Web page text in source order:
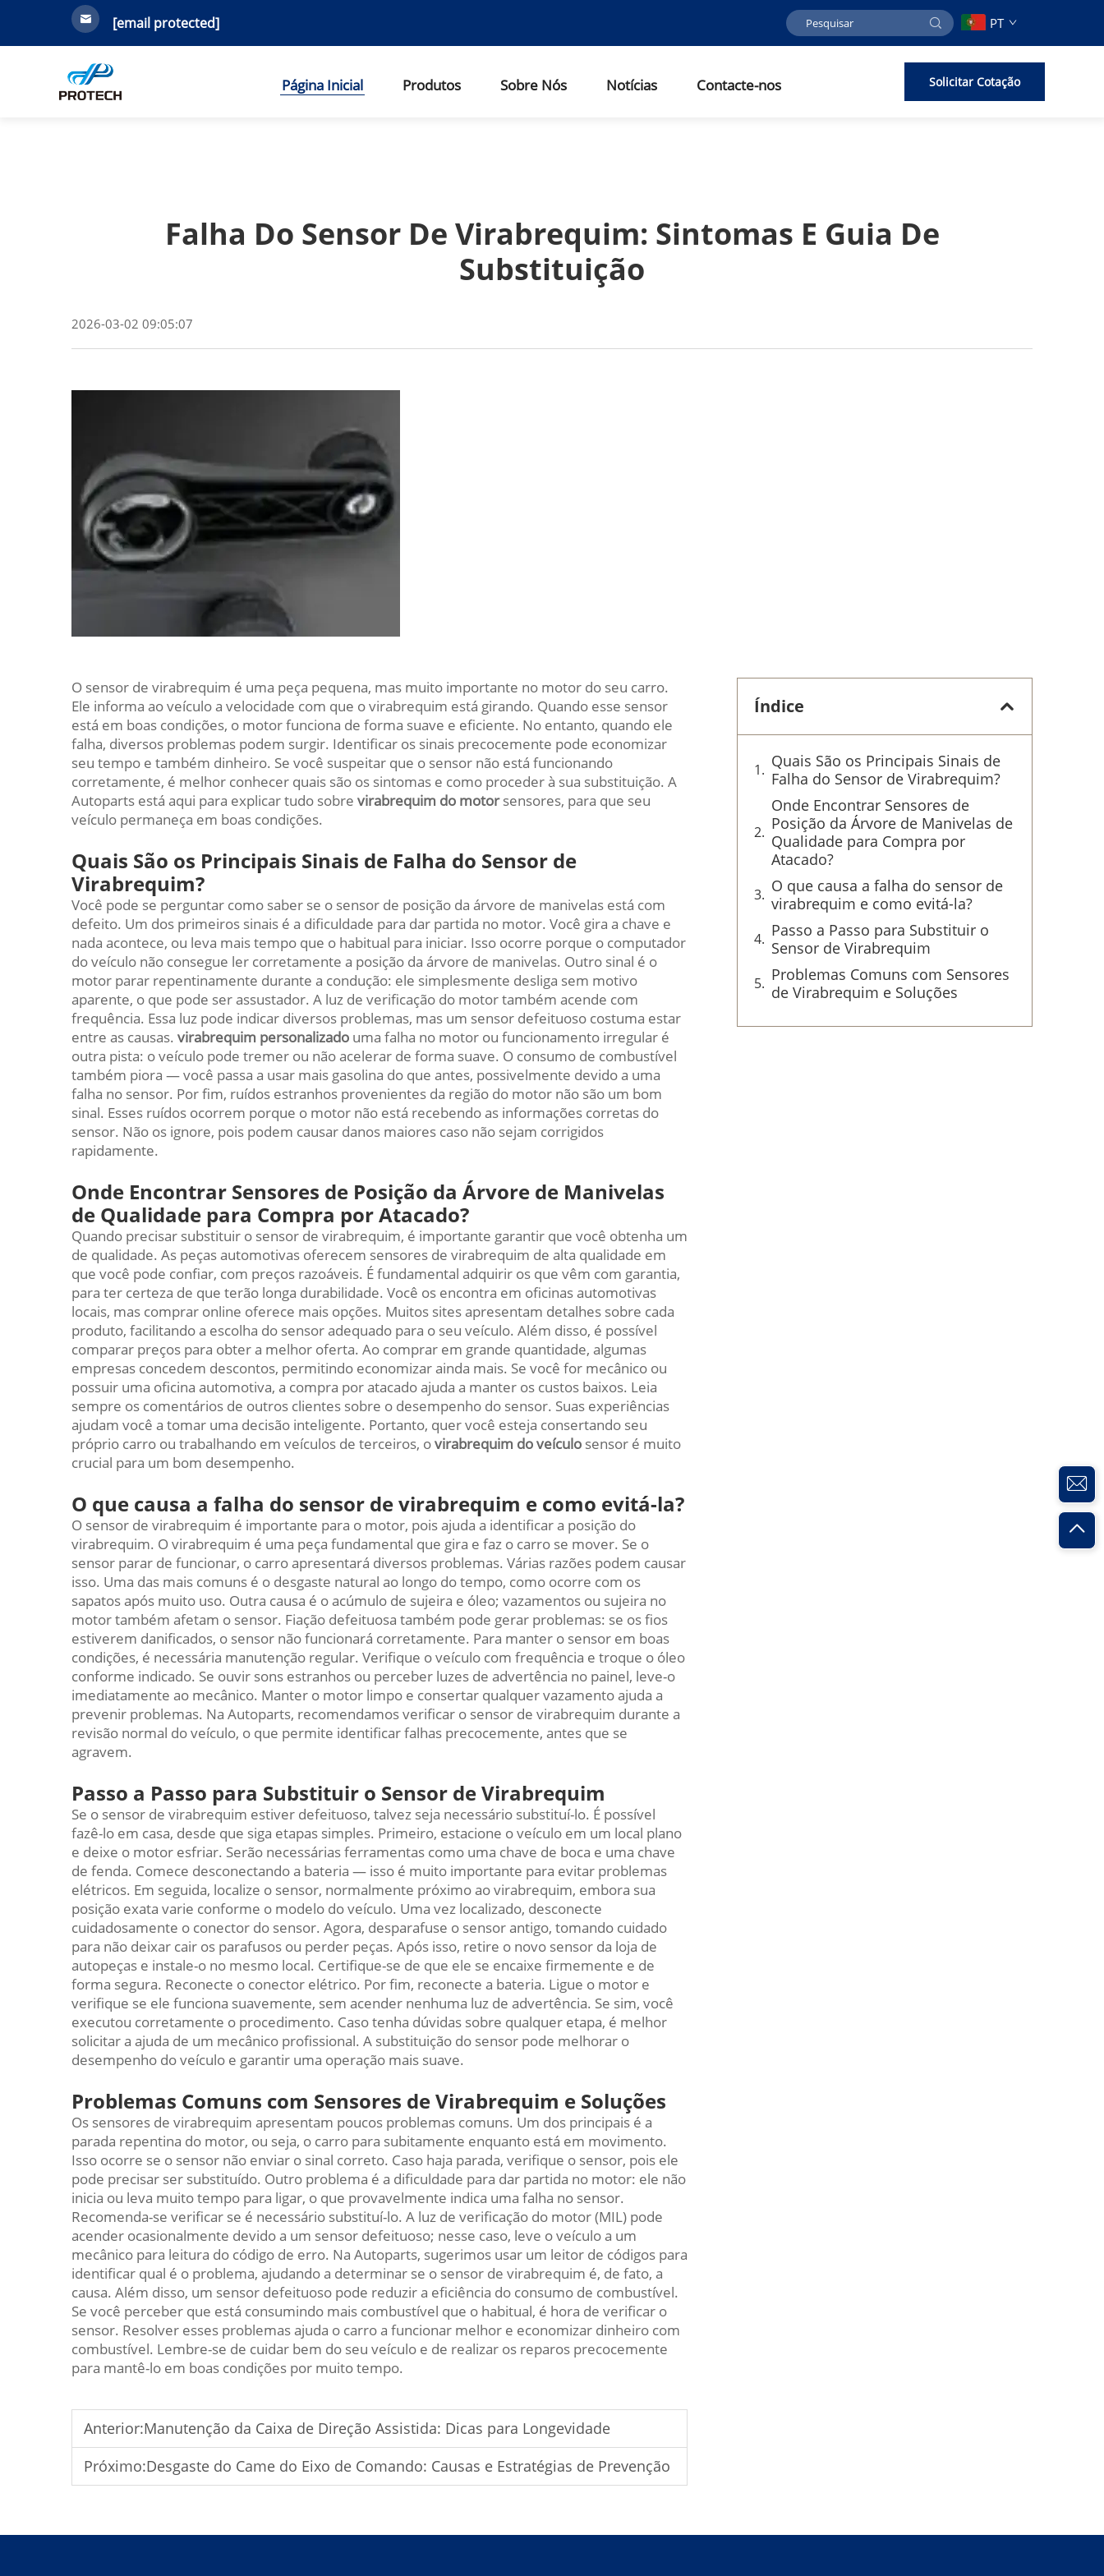
[email protected] PT
Página Inicial Produtos Sobre Nós Notícias Contacte-nos Solicitar Cotação
Falha Do Sensor De Virabrequim: Sintomas E Guia De
Substituição
2026-03-02 09:05:07
O sensor de virabrequim é uma peça pequena, mas muito importante no motor do seu carro.
Ele informa ao veículo a velocidade com que o virabrequim está girando. Quando esse sensor
está em boas condições, o motor funciona de forma suave e eficiente. No entanto, quando ele
falha, diversos problemas podem surgir. Identificar os sinais precocemente pode economizar
seu tempo e também dinheiro. Se você suspeitar que o sensor não está funcionando
corretamente, é melhor conhecer quais são os sintomas e como proceder à sua substituição. A
Autoparts está aqui para explicar tudo sobre virabrequim do motorsensores, para que seu
veículo permaneça em boas condições.
Quais São os Principais Sinais de Falha do Sensor de
Virabrequim?
Você pode se perguntar como saber se o sensor de posição da árvore de manivelas está com
defeito. Um dos primeiros sinais é a dificuldade para dar partida no motor. Você gira a chave e
nada acontece, ou leva mais tempo que o habitual para iniciar. Isso ocorre porque o computador
do veículo não consegue ler corretamente a posição da árvore de manivelas. Outro sinal é o
motor parar repentinamente durante a condução: ele simplesmente desliga sem motivo
aparente, o que pode ser assustador. A luz de verificação do motor também acende com
frequência. Essa luz pode indicar diversos problemas, mas um sensor defeituoso costuma estar
entre as causas. virabrequim personalizado uma falha no motor ou funcionamento irregular é
outra pista: o veículo pode tremer ou não acelerar de forma suave. O consumo de combustível
também piora — você passa a usar mais gasolina do que antes, possivelmente devido a uma
falha no sensor. Por fim, ruídos estranhos provenientes da região do motor não são um bom
sinal. Esses ruídos ocorrem porque o motor não está recebendo as informações corretas do
sensor. Não os ignore, pois podem causar danos maiores caso não sejam corrigidos
rapidamente.
Onde Encontrar Sensores de Posição da Árvore de Manivelas
de Qualidade para Compra por Atacado?
Quando precisar substituir o sensor de virabrequim, é importante garantir que você obtenha um
de qualidade. As peças automotivas oferecem sensores de virabrequim de alta qualidade em
que você pode confiar, com preços razoáveis. É fundamental adquirir os que vêm com garantia,
para ter certeza de que terão longa durabilidade. Você os encontra em oficinas automotivas
locais, mas comprar online oferece mais opções. Muitos sites apresentam detalhes sobre cada
produto, facilitando a escolha do sensor adequado para o seu veículo. Além disso, é possível
comparar preços para obter a melhor oferta. Ao comprar em grande quantidade, algumas
empresas concedem descontos, permitindo economizar ainda mais. Se você for mecânico ou
possuir uma oficina automotiva, a compra por atacado ajuda a manter os custos baixos. Leia
sempre os comentários de outros clientes sobre o desempenho do sensor. Suas experiências
ajudam você a tomar uma decisão inteligente. Portanto, quer você esteja consertando seu
próprio carro ou trabalhando em veículos de terceiros, ovirabrequim do veículo sensor é muito
crucial para um bom desempenho.
O que causa a falha do sensor de virabrequim e como evitá-la?
O sensor de virabrequim é importante para o motor, pois ajuda a identificar a posição do
virabrequim. O virabrequim é uma peça fundamental que gira e faz o carro se mover. Se o
sensor parar de funcionar, o carro apresentará diversos problemas. Várias razões podem causar
isso. Uma das mais comuns é o desgaste natural ao longo do tempo, como ocorre com os
sapatos após muito uso. Outra causa é o acúmulo de sujeira e óleo; vazamentos ou sujeira no
motor também afetam o sensor. Fiação defeituosa também pode gerar problemas: se os fios
estiverem danificados, o sensor não funcionará corretamente. Para manter o sensor em boas
condições, é necessária manutenção regular. Verifique o veículo com frequência e troque o óleo
conforme indicado. Se ouvir sons estranhos ou perceber luzes de advertência no painel, leve-o
imediatamente ao mecânico. Manter o motor limpo e consertar qualquer vazamento ajuda a
prevenir problemas. Na Autoparts, recomendamos verificar o sensor de virabrequim durante a
revisão normal do veículo, o que permite identificar falhas precocemente, antes que se
agravem.
Passo a Passo para Substituir o Sensor de Virabrequim
Se o sensor de virabrequim estiver defeituoso, talvez seja necessário substituí-lo. É possível
fazê-lo em casa, desde que siga etapas simples. Primeiro, estacione o veículo em um local plano
e deixe o motor esfriar. Serão necessárias ferramentas como uma chave de boca e uma chave
de fenda. Comece desconectando a bateria — isso é muito importante para evitar problemas
elétricos. Em seguida, localize o sensor, normalmente próximo ao virabrequim, embora sua
posição exata varie conforme o modelo do veículo. Uma vez localizado, desconecte
cuidadosamente o conector do sensor. Agora, desparafuse o sensor antigo, tomando cuidado
para não deixar cair os parafusos ou perder peças. Após isso, retire o novo sensor da loja de
autopeças e instale-o no mesmo local. Certifique-se de que ele se encaixe firmemente e de
forma segura. Reconecte o conector elétrico. Por fim, reconecte a bateria. Ligue o motor e
verifique se ele funciona suavemente, sem acender nenhuma luz de advertência. Se sim, você
executou corretamente o procedimento. Caso tenha dúvidas sobre qualquer etapa, é melhor
solicitar a ajuda de um mecânico profissional. A substituição do sensor pode melhorar o
desempenho do veículo e garantir uma operação mais suave.
Problemas Comuns com Sensores de Virabrequim e Soluções
Os sensores de virabrequim apresentam poucos problemas comuns. Um dos principais é a
parada repentina do motor, ou seja, o carro para subitamente enquanto está em movimento.
Isso ocorre se o sensor não enviar o sinal correto. Caso haja parada, verifique o sensor, pois ele
pode precisar ser substituído. Outro problema é a dificuldade para dar partida no motor: ele não
inicia ou leva muito tempo para ligar, o que provavelmente indica uma falha no sensor.
Recomenda-se verificar se é necessário substituí-lo. A luz de verificação do motor (MIL) pode
acender ocasionalmente devido a um sensor defeituoso; nesse caso, leve o veículo a um
mecânico para leitura do código de erro. Na Autoparts, sugerimos usar um leitor de códigos para
identificar qual é o problema, ajudando a determinar se o sensor de virabrequim é, de fato, a
causa. Além disso, um sensor defeituoso pode reduzir a eficiência do consumo de combustível.
Se você perceber que está consumindo mais combustível que o habitual, é hora de verificar o
sensor. Resolver esses problemas ajuda o carro a funcionar melhor e economizar dinheiro com
combustível. Lembre-se de cuidar bem do seu veículo e de realizar os reparos precocemente
para mantê-lo em boas condições por muito tempo.
Anterior:Manutenção da Caixa de Direção Assistida: Dicas para Longevidade
Próximo:Desgaste do Came do Eixo de Comando: Causas e Estratégias de Prevenção
Índice
Quais São os Principais Sinais de
Falha do Sensor de Virabrequim?
Onde Encontrar Sensores de
Posição da Árvore de Manivelas de
Qualidade para Compra por
Atacado?
O que causa a falha do sensor de
virabrequim e como evitá-la?
Passo a Passo para Substituir o
Sensor de Virabrequim
Problemas Comuns com Sensores
de Virabrequim e Soluções